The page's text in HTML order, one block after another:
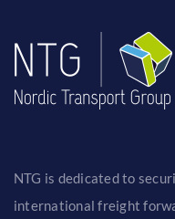
NTG is dedicated to
international freight